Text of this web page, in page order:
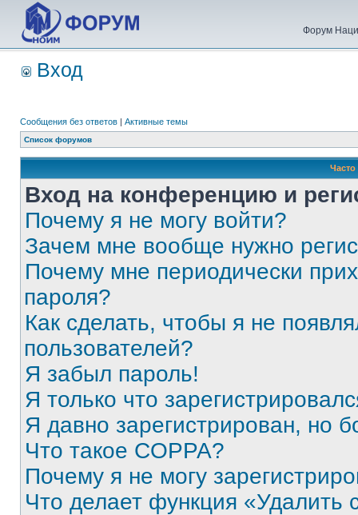
Форум
Вход
Сообщения без ответов | Активные темы
Список форумов
Вход на конференцию и
Почему я не могу войти?
Зачем мне вообще нужно
Почему мне периодически
пароля?
Как сделать, чтобы я не
пользователей?
Я забыл пароль!
Я только что
Я давно зарегистрирован, но
Что такое COPPA?
Почему я не могу
Что делает функция «Удалить